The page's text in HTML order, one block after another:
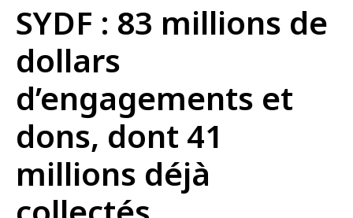
SYDF : 83 millions de
dollars
d’engagements et
dons, dont 41
millions déjà